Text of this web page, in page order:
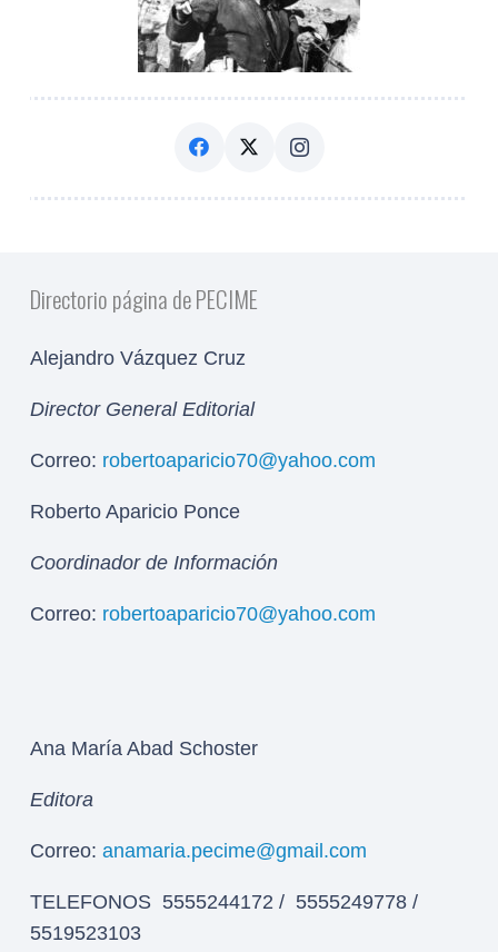
Directorio página de PECIME
Alejandro Vázquez Cruz
Director General Editorial
Correo: robertoaparicio70@yahoo.com
Roberto Aparicio Ponce
Coordinador de Información
Correo: robertoaparicio70@yahoo.com
Ana María Abad Schoster
Editora
Correo: anamaria.pecime@gmail.com
TELEFONOS 5555244172 / 5555249778 /
5519523103